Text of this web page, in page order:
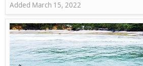
Added March 15, 2022